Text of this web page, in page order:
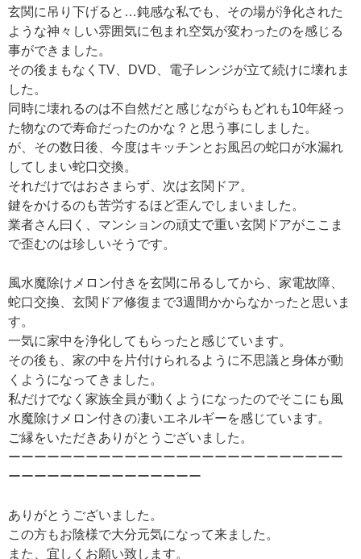
玄関に吊り下げると…鈍感な私でも、その場が浄化された
ような神々しい雰囲気に包まれ空気が変わったのを感じる
事ができました。
その後まもなくTV、DVD、電子レンジが立て続けに壊れま
した。
同時に壊れるのは不自然だと感じながらもどれも10年経っ
た物なので寿命だったのかな？と思う事にしました。
が、その数日後、今度はキッチンとお風呂の蛇口が水漏れ
してしまい蛇口交換。
それだけではおさまらず、次は玄関ドア。
鍵をかけるのも苦労するほど歪んでしまいました。
業者さん曰く、マンションの頑丈で重い玄関ドアがここま
で歪むのは珍しいそうです。
風水魔除けメロン付きを玄関に吊るしてから、家電故障、
蛇口交換、玄関ドア修復まで3週間かからなかったと思いま
す。
一気に家中を浄化してもらったと感じています。
その後も、家の中を片付けられるように不思議と身体が動
くようになってきました。
私だけでなく家族全員が動くようになったのでそこにも風
水魔除けメロン付きの凄いエネルギーを感じています。
ご縁をいただきありがとうございました。
ーーーーーーーーーーーーーーーーーーーーーーーーーー
ーーーーーーーーーーーーーーー
ありがとうございました。
この方もお陰様で大分元気になって来ました。
また、宜しくお願い致します。